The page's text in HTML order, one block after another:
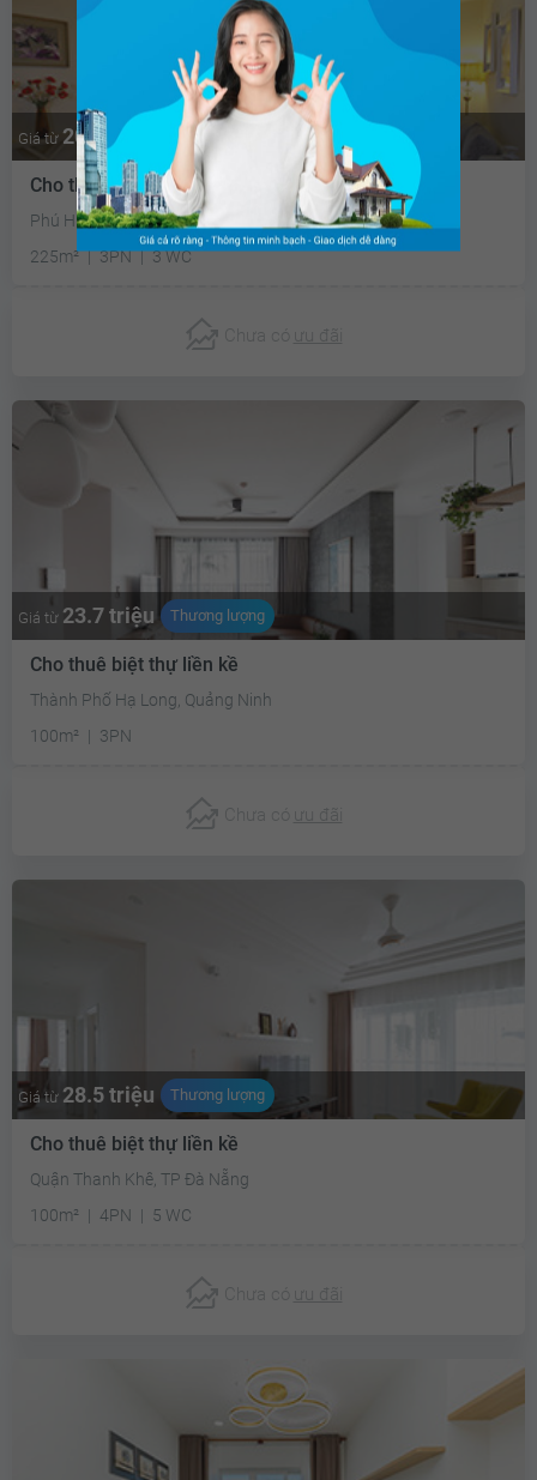
Giá từ 20.2 triệu Thương lượng
Cho thuê biệt thự liền kề
Phú Hữu, Quận 9, Tp Hồ Chí Minh
225m²
3PN 3 WC
Chưa có ưu đãi
Giá từ 23.7 triệu Thương lượng
Cho thuê biệt thự liền kề
Thành Phố Hạ Long, Quảng Ninh
100m²
3PN
Chưa có ưu đãi
Giá từ 28.5 triệu Thương lượng
Cho thuê biệt thự liền kề
Quận Thanh Khê, TP Đà Nẵng
100m²
4PN 5 WC
Chưa có ưu đãi